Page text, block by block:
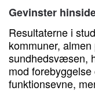
Gevinster
Resultaterne i
kommuner,
sundhedsvæsen,
mod
funktionsevne,